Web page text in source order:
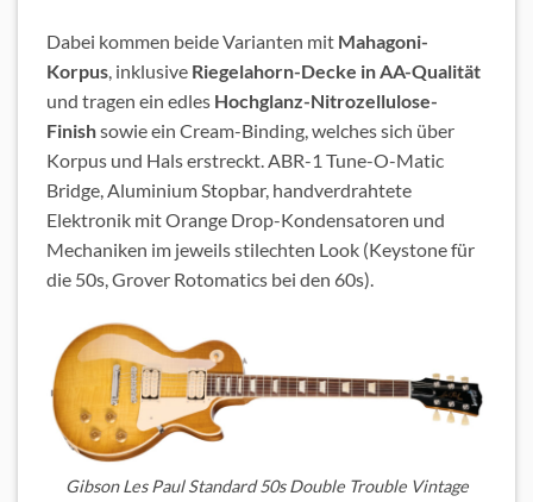
Dabei kommen beide Varianten mit Mahagoni-
Korpus, inklusive Riegelahorn-Decke in AA-Qualität
und tragen ein edles Hochglanz-Nitrozellulose-
Finishsowie ein Cream-Binding, welches sich über
Korpus und Hals erstreckt. ABR-1 Tune-O-Matic
Bridge, Aluminium Stopbar, handverdrahtete
Elektronik mit Orange Drop-Kondensatoren und
Mechaniken im jeweils stilechten Look (Keystone für
die 50s, Grover Rotomatics bei den 60s).
Gibson Les Paul Standard 50s Double Trouble Vintage